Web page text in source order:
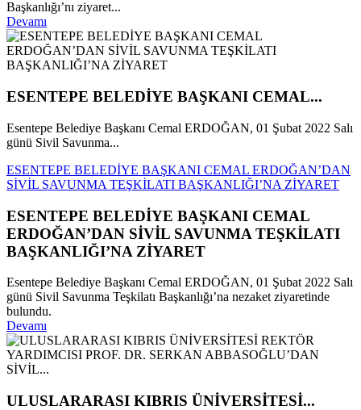
Başkanlığı’nı ziyaret...
Devamı
ESENTEPE BELEDİYE BAŞKANI CEMAL...
Esentepe Belediye Başkanı Cemal ERDOĞAN, 01 Şubat 2022 Salı
günü Sivil Savunma...
ESENTEPE BELEDİYE BAŞKANI CEMAL ERDOĞAN’DAN
SİVİL SAVUNMA TEŞKİLATI BAŞKANLIĞI’NA ZİYARET
ESENTEPE BELEDİYE BAŞKANI CEMAL
ERDOĞAN’DAN SİVİL SAVUNMA TEŞKİLATI
BAŞKANLIĞI’NA ZİYARET
Esentepe Belediye Başkanı Cemal ERDOĞAN, 01 Şubat 2022 Salı
günü Sivil Savunma Teşkilatı Başkanlığı’na nezaket ziyaretinde
bulundu.
Devamı
ULUSLARARASI KIBRIS ÜNİVERSİTESİ...